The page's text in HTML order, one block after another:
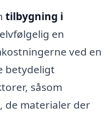
tilbygning i
en
ved en
betydeligt
såsom
de materialer der